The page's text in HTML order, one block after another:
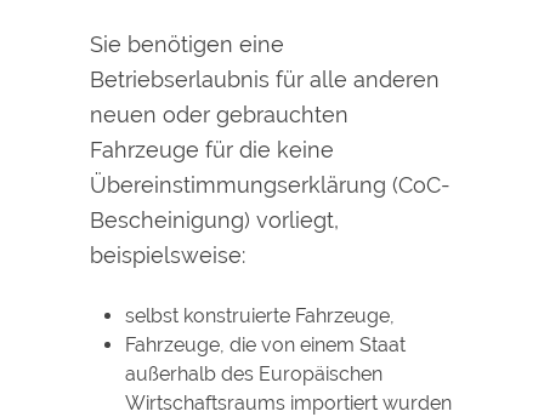
Sie benötigen eine
Betriebserlaubnis für alle anderen
neuen oder gebrauchten
Fahrzeuge für die keine
Übereinstimmungserklärung (CoC-
Bescheinigung) vorliegt,
beispielsweise:
selbst konstruierte Fahrzeuge,
Fahrzeuge, die von einem Staat
außerhalb des Europäischen
Wirtschaftsraums importiert wurden